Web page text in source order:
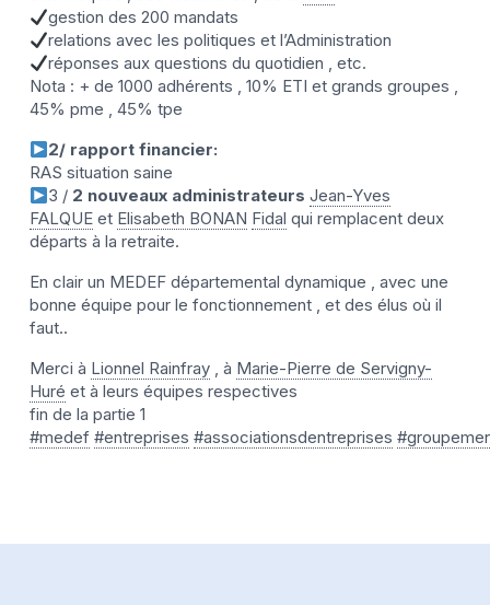
gestion des 200 mandats
relations avec les politiques et l’Administration
réponses aux questions du quotidien , etc.
Nota : + de 1000 adhérents , 10% ETI et grands groupes ,
45% pme , 45% tpe
2/ rapport financier:
RAS situation saine
3 / 2 nouveaux administrateurs Jean-Yves
FALQUE et Elisabeth BONAN Fidal qui remplacent deux
départs à la retraite.
En clair un MEDEF départemental dynamique , avec une
bonne équipe pour le fonctionnement , et des élus où il
faut..
Merci à Lionnel Rainfray , à Marie-Pierre de Servigny-
Huré et à leurs équipes respectives
fin de la partie 1
#medef #entreprises #associationsdentreprises